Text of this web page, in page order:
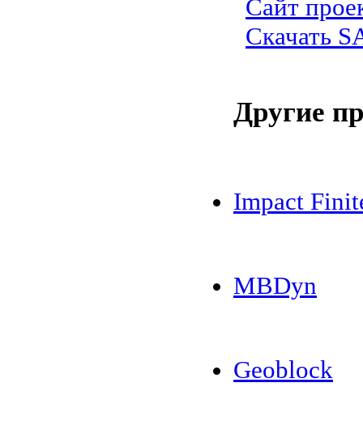
Сайт
Скачать
Другие
Impact
MBDyn
Geoblock